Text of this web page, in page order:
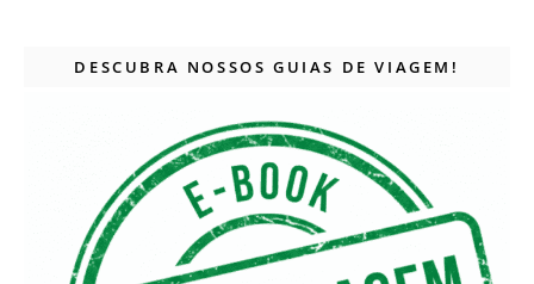
DESCUBRA NOSSOS GUIAS DE VIAGEM!